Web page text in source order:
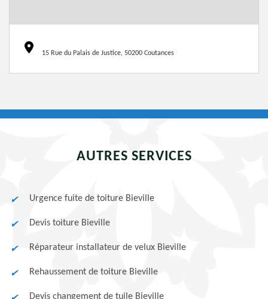
15 Rue du Palais de Justice, 50200 Coutances
AUTRES SERVICES
Urgence fuite de toiture Bieville
Devis toiture Bieville
Réparateur installateur de velux Bieville
Rehaussement de toiture Bieville
Devis changement de tuile Bieville